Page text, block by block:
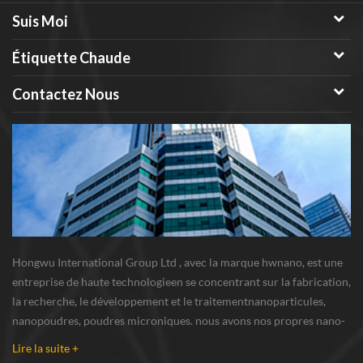
Suis Moi
Étiquette Chaude
Contactez Nous
Hongwu International Group Ltd , avec la marque hwnano, est une
entreprise de haute technologieen se concentrant sur la fabrication,
la recherche, le développement et le traitementnanoparticules,
nanopoudres, poudres microniques. nous avons nos propres nano-
Lire la suite +